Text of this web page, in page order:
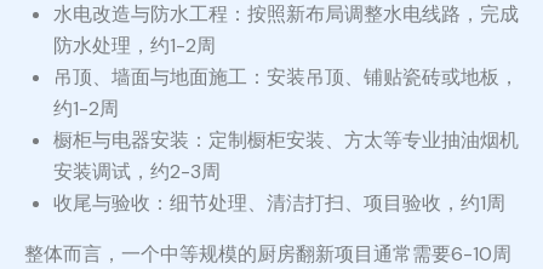
水电改造与防水工程：按照新布局调整水电线路，完成
防水处理，约1-2周
吊顶、墙面与地面施工：安装吊顶、铺贴瓷砖或地板，
约1-2周
橱柜与电器安装：定制橱柜安装、方太等专业抽油烟机
安装调试，约2-3周
收尾与验收：细节处理、清洁打扫、项目验收，约1周
整体而言，一个中等规模的厨房翻新项目通常需要6-10周